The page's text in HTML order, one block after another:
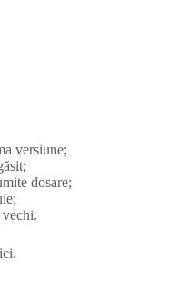
versiune;
dosare;